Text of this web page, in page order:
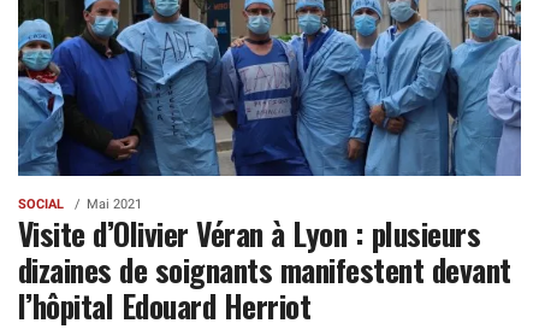
SOCIAL Mai 2021
Visite d’Olivier Véran à Lyon : plusieurs
dizaines de soignants manifestent devant
l’hôpital Edouard Herriot